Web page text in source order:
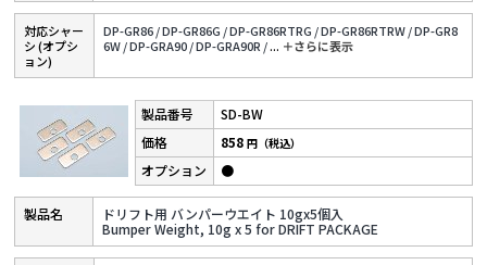
対応シャー
シ (オプシ
ョン)
DP-GR86 /DP-GR86G /DP-GR86RTRG /DP-GR86RTRW /DP-GR8
6W /DP-GRA90 /DP-GRA90R /... ＋さらに表⽰
SD-BW
ドリフト用 バンパーウエイト 10gx5個入
Bumper Weight, 10g x 5 for DRIFT PACKAGE
858円（税込）
●